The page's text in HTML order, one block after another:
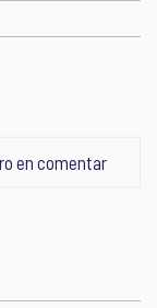
en comentar